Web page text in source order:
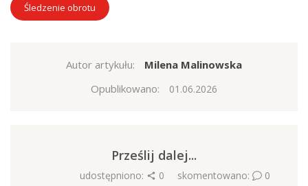
Śledzenie obrotu
Autor artykułu:
Milena Malinowska
Opublikowano:
01.06.2026
Prześlij dalej...
udostępniono: 0 skomentowano: 0